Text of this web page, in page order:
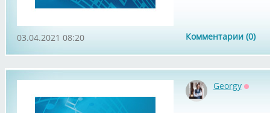
Комментарии (0)
03.04.2021 08:20
Georgy